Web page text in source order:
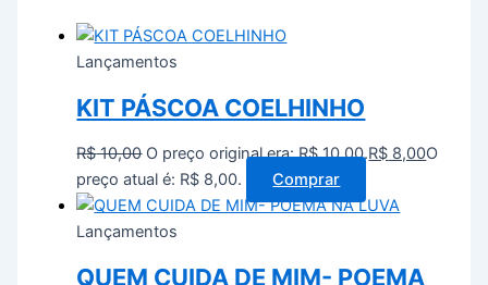
Lançamentos
KIT PÁSCOA COELHINHO
R$10,00 O preço original era: R$ 10,00.R$ 8,00O
preço atual é: R$ 8,00.
Comprar
Lançamentos
QUEM CUIDA DE MIM- POEMA